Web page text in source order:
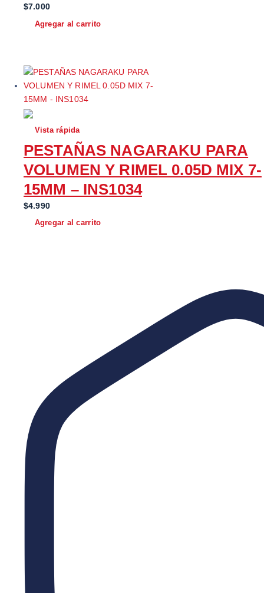
n
e
r
a
.
0
0
0
:
$
5
9
0
.
$7.000
Agregar al carrito
Vista rápida
PESTAÑAS NAGARAKU PARA
VOLUMEN Y RIMEL 0.05D MIX 7-
15MM – INS1034
$4.990
Agregar al carrito